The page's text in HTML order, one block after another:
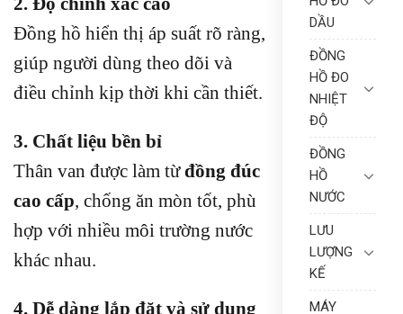
Đồng hồ hiển thị áp suất rõ ràng,
giúp người dùng theo dõi và
điều chỉnh kịp thời khi cần thiết.
3. Chất liệu bền bỉ
Thân van được làm từđồng đúc
cao cấp, chống ăn mòn tốt, phù
hợp với nhiều môi trường nước
khác nhau.
4. Dễ dàng lắp đặt và sử dụng
DẦU
ĐỒNG
HỒ ĐO
NHIỆT
ĐỘ
ĐỒNG
HỒ
NƯỚC
LƯU
LƯỢNG
KẾ
MÁY